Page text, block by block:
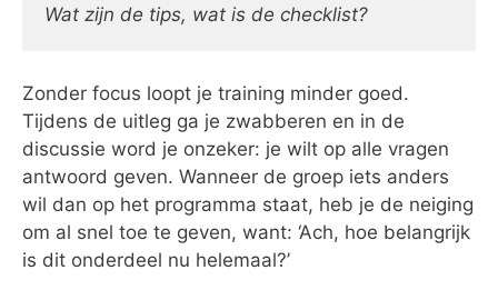
Wat zijn de tips, wat is de checklist?
Zonder focus loopt je training minder goed.
Tijdens de uitleg ga je zwabberen en in de
discussie word je onzeker: je wilt op alle vragen
antwoord geven. Wanneer de groep iets anders
wil dan op het programma staat, heb je de neiging
om al snel toe te geven, want: ‘Ach, hoe belangrijk
is dit onderdeel nu helemaal?’